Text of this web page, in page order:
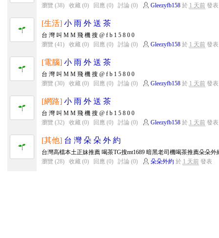
瀏覽 (38)
收藏 (0) 回應 (0) 討論 (0) Gleezyfb158於 1 天前發表
[生活] 小 雨 外 送 茶
台 灣 叫 M M 飛 機 搜 @ f b 1 5 8 0 0
瀏覽 (41)
收藏 (0) 回應 (0) 討論 (0) Gleezyfb158於 1 天前發表
[電腦] 小 雨 外 送 茶
台 灣 叫 M M 飛 機 搜 @ f b 1 5 8 0 0
瀏覽 (30)
收藏 (0) 回應 (0) 討論 (0) Gleezyfb158於 1 天前發表
[網路] 小 雨 外 送 茶
台 灣 叫 M M 飛 機 搜 @ f b 1 5 8 0 0
瀏覽 (32)
收藏 (0) 回應 (0) 討論 (0) Gleezyfb158於 1 天前發表
[其他] 台 灣 朵 朵 外 約
台灣高檔本土正妹推薦 喝茶TG搜mt1689 暗黑老司機喝茶推薦朵朵外
瀏覽 (28)
收藏 (0) 回應 (0) 討論 (0) 朵朵外約於 1 天前發表